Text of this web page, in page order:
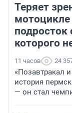
Теряет
мотоцикле
подросток
которого
11 часов 24
«Позавтракал
история
— он стал